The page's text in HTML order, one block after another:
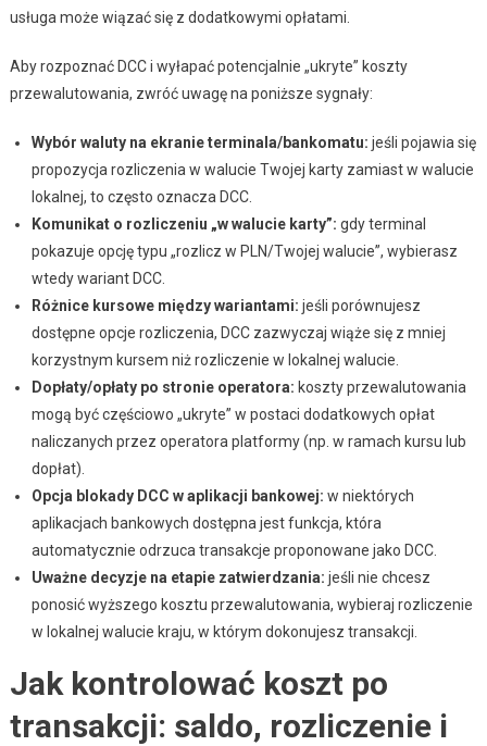
usługa może wiązać się z dodatkowymi opłatami.
Aby rozpoznać DCC i wyłapać potencjalnie „ukryte” koszty
przewalutowania, zwróć uwagę na poniższe sygnały:
Wybór waluty na ekranie terminala/bankomatu: jeśli pojawia się
propozycja rozliczenia w walucie Twojej karty zamiast w walucie
lokalnej, to często oznacza DCC.
Komunikat o rozliczeniu „w walucie karty”: gdy terminal
pokazuje opcję typu „rozlicz w PLN/Twojej walucie”, wybierasz
wtedy wariant DCC.
Różnice kursowe między wariantami: jeśli porównujesz
dostępne opcje rozliczenia, DCC zazwyczaj wiąże się z mniej
korzystnym kursem niż rozliczenie w lokalnej walucie.
Dopłaty/opłaty po stronie operatora: koszty przewalutowania
mogą być częściowo „ukryte” w postaci dodatkowych opłat
naliczanych przez operatora platformy (np. w ramach kursu lub
dopłat).
Opcja blokady DCC w aplikacji bankowej: w niektórych
aplikacjach bankowych dostępna jest funkcja, która
automatycznie odrzuca transakcje proponowane jako DCC.
Uważne decyzje na etapie zatwierdzania: jeśli nie chcesz
ponosić wyższego kosztu przewalutowania, wybieraj rozliczenie
w lokalnej walucie kraju, w którym dokonujesz transakcji.
Jak kontrolować koszt po
transakcji: saldo, rozliczenie i